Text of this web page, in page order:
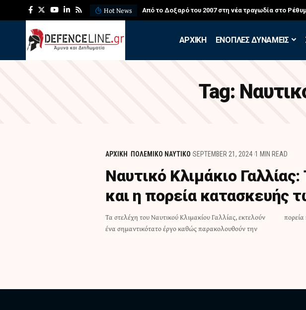
Hot News Από το Δοξαρό του 2007 στη νέα τραγωδία στο
APXIKH ΕΝΟΠΛΕΣ ΔΥΝΑΜΕΙΣ
Tag:
ΑΡΧΙΚΗ ΠΟΛΕΜΙΚΟ ΝΑΥΤΙΚΟ SEPTEMBER 21, 2024 1 MIN READ
Ναυτικό Κλιμάκιο
και η πορεία κατασκευής
Τα στελέχη του Ναυτικού Κλιμακίου Γαλλίας, εκτελούν
ένα σημαντικότατο έργο καθώς παρακολουθούν την